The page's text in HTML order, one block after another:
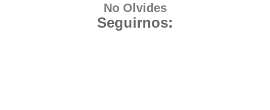
No Olvides
Seguirnos: